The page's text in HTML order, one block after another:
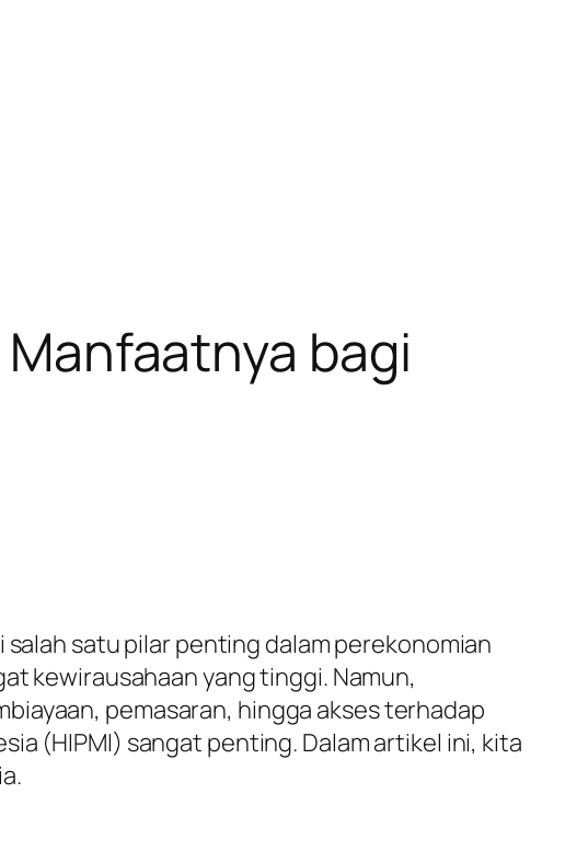
Manfaatnya bagi
satu pilar penting dalam perekonomian
kewirausahaan yang tinggi. Namun,
pemasaran, hingga akses terhadap
(HIPMI) sangat penting. Dalam artikel ini, kita